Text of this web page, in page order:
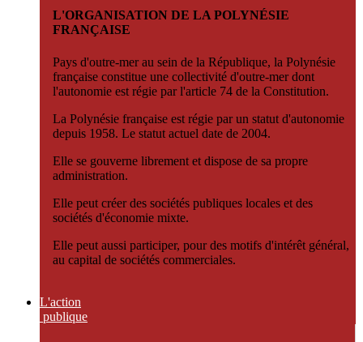
L'ORGANISATION DE LA POLYNÉSIE
FRANÇAISE
Pays d'outre-mer au sein de la République, la Polynésie
française constitue une collectivité d'outre-mer dont
l'autonomie est régie par l'article 74 de la Constitution.
La Polynésie française est régie par un statut d'autonomie
depuis 1958. Le statut actuel date de 2004.
Elle se gouverne librement et dispose de sa propre
administration.
Elle peut créer des sociétés publiques locales et des
sociétés d'économie mixte.
Elle peut aussi participer, pour des motifs d'intérêt général,
au capital de sociétés commerciales.
L'action
publique